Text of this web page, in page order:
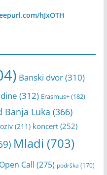
hJxOTH
Banski dvor(310)
(312) Erasmus+(182)
Banja Luka (366)
(211) koncert(252)
Mladi (703)
Open Call (275) podrška (170)